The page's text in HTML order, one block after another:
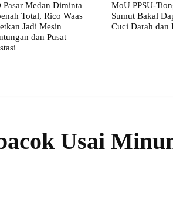
Pasar Medan Diminta
Total, Rico Waas
Jadi Mesin
dan Pusat
MoU PPSU-
Sumut Bakal
Cuci Darah dan
Usai